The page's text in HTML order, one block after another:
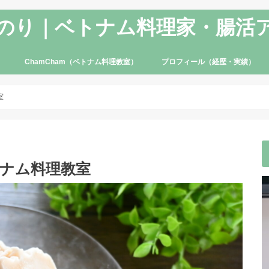
り｜ベトナム料理家・腸活
ChamCham（ベトナム料理教室） プロフィール（経歴・実績）
ム料理教室